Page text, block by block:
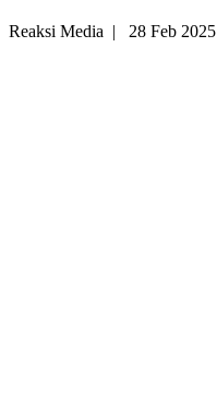
Reaksi Media | 28 Feb 2025